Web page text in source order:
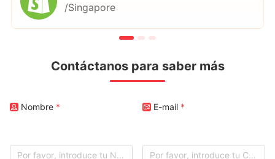
/Singapore
Contáctanos para saber más
Nombre * E-mail *